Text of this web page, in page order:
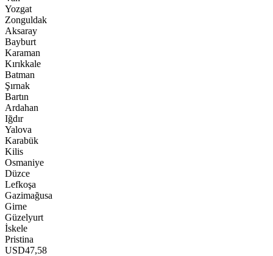
Yozgat
Zonguldak
Aksaray
Bayburt
Karaman
Kırıkkale
Batman
Şırnak
Bartın
Ardahan
Iğdır
Yalova
Karabük
Kilis
Osmaniye
Düzce
Lefkoşa
Gazimağusa
Girne
Güzelyurt
İskele
Pristina
USD47,58